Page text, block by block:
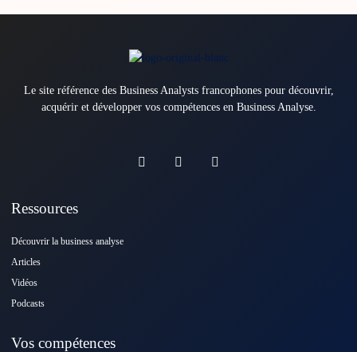
Le site référence des Business Analysts francophones pour découvrir,
acquérir et développer vos compétences en Business Analyse.
Ressources
Découvrir la business analyse
Articles
Vidéos
Podcasts
Vos compétences